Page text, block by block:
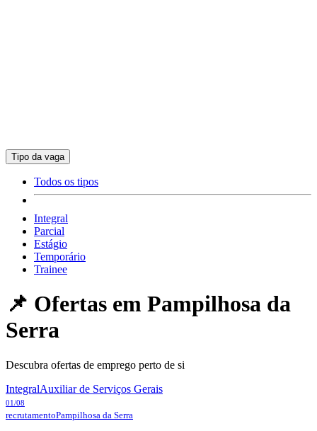
Tipo da vaga
Todos os tipos
Integral
Parcial
Estágio
Temporário
Trainee
📌 Ofertas em Pampilhosa da
Serra
Descubra ofertas de emprego perto de si
IntegralAuxiliar de Serviços Gerais
01/08
recrutamentoPampilhosa da Serra